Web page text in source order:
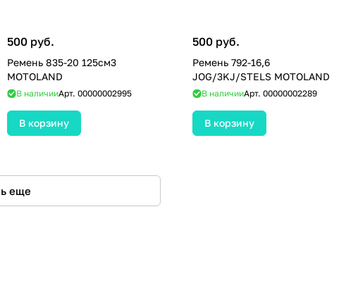
500 руб.
Ремень 835-20 125см3
MOTOLAND
В наличииАрт. 00000002995
В корзину
500 руб.
Ремень 792-16,6
JOG/3KJ/STELS MOTOLAND
В наличииАрт. 00000002289
В корзину
еще